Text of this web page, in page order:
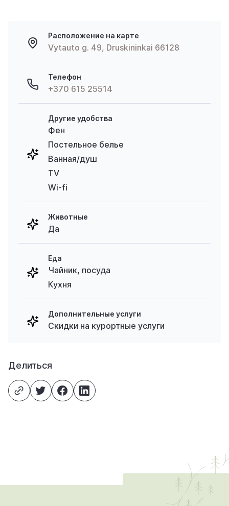
Расположение на карте
Vytauto g. 49, Druskininkai 66128
Телефон
+370 615 25514
Другие удобства
Фен
Постельное белье
Ванная/душ
TV
Wi-fi
Животные
Да
Еда
Чайник, посуда
Кухня
Дополнительные услуги
Скидки на курортные услуги
Делиться